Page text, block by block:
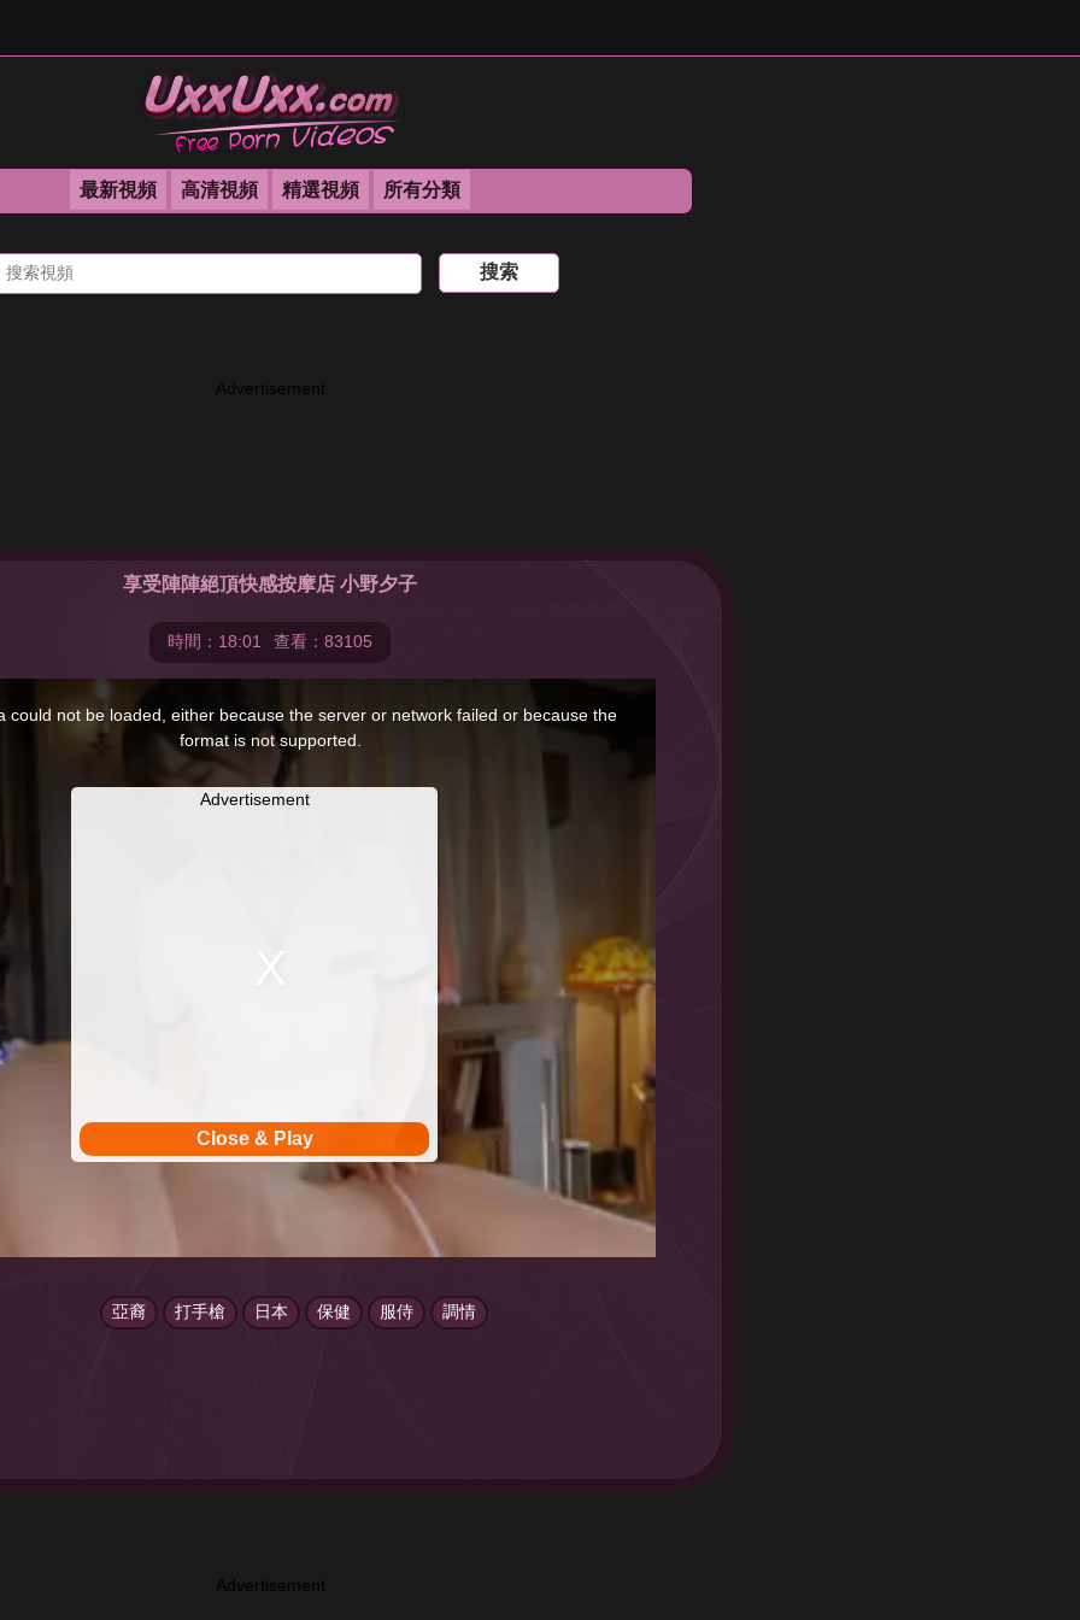
最新視頻 高清視頻 精選視頻 所有分類
Advertisement
享受陣陣絕頂快感按摩店 小野夕子
時間：18:01 查看：83105
Advertisement
Close & Play
could not be loaded, either because the server or network failed or because the
format is not supported.
亞裔 打手槍 日本 保健 服侍 調情
Advertisement